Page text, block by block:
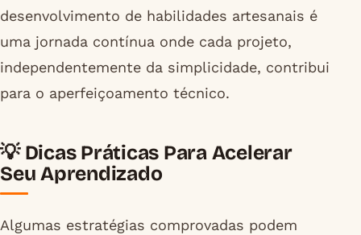
desenvolvimento de habilidades artesanais é
uma jornada contínua onde cada projeto,
independentemente da simplicidade, contribui
para o aperfeiçoamento técnico.
💡 Dicas Práticas Para Acelerar
Seu Aprendizado
Algumas estratégias comprovadas podem